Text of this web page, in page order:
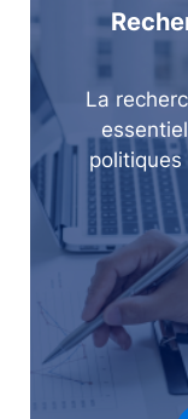
La
politiques